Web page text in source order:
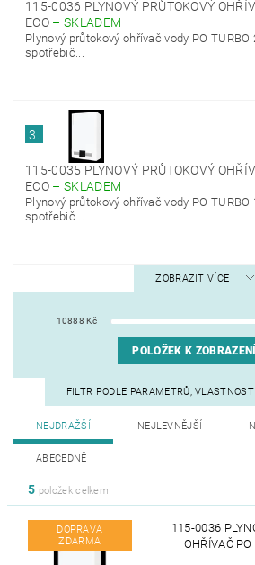
115-0036 PLYNOVÝ PRŮTOKOVÝ
ECO –SKLADEM
Plynový průtokový ohřívač vody PO TURBO
spotřebič...
3.
115-0035 PLYNOVÝ PRŮTOKOVÝ
ECO –SKLADEM
Plynový průtokový ohřívač vody PO TURBO
spotřebič...
ZOBRAZIT VÍCE
10888 Kč
POLOŽEK K
FILTR PODLE PARAMETRŮ,
NEJDRAŽŠÍ NEJLEVNĚJŠÍ
ABECEDNĚ
5 položek celkem
DOPRAVA
ZDARMA
115-0036
OHŘÍVAČ